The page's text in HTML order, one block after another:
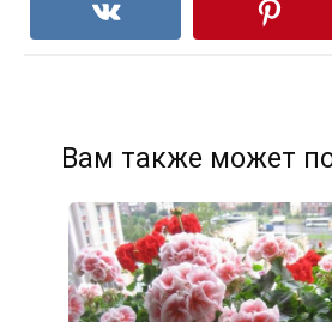
Вам также может